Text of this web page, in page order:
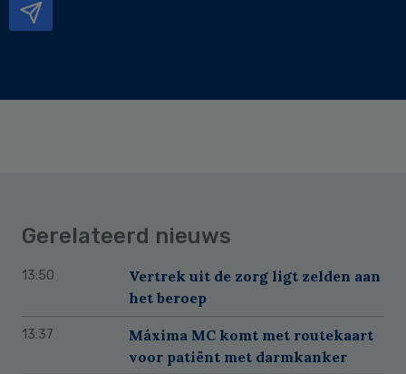
Gerelateerd nieuws
13:50
Vertrek uit de zorg ligt zelden aan
het beroep
13:37
Máxima MC komt met routekaart
voor patiënt met darmkanker